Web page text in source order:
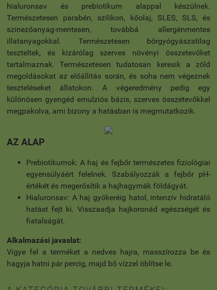
hialuronsav és prebiotikum alappal készülnek.
Természetesen parabén, szilikon, kőolaj, SLES, SLS, és
színezőanyag-mentesen, továbbá allergénmentes
illatanyagokkal. Természetesen bőrgyógyászatilag
teszteltek, és kizárólag szerves növényi összetevőket
tartalmaznak. Természetesen tudatosan keresik a zöld
megoldásokat az előállítás során, és soha nem végeznek
teszteléseket állatokon. A végeredmény pedig egy
különösen gyengéd emulziós bázis, szerves összetevőkkel
megpakolva, ami bizony a hatásban is megmutatkozik.
AZ ALAP
Prebiotikumok: A haj és fejbőr természetes fiziológiai
egyensúlyáért felelnek. Szabályozzák a fejbőr pH-
értékét és megerősítik a hajhagymák földágyát.
Hialuronsav: A haj gyökeréig hatol, intenzív hidratáló
hatást fejt ki. Visszaadja hajkoronád egészségét és
fiatalságát.
Alkalmazási javaslat:
Vigye fel a terméket a nedves hajra, masszírozza be és
hagyja hatni pár percig, majd bő vízzel öblítse le.